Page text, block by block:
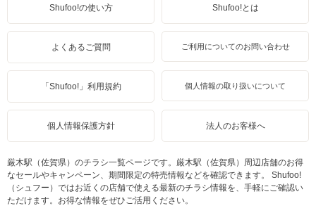
Shufoo!の使い方 Shufoo!とは
よくあるご質問 ご利用についてのお問い合わせ
「Shufoo!」利用規約 個人情報の取り扱いについて
個人情報保護方針 法人のお客様へ
厳木駅（佐賀県）のチラシ一覧ページです。厳木駅（佐賀県）周辺店舗のお得
なセールやキャンペーン、期間限定の特売情報などを確認できます。 Shufoo!
（シュフー）ではお近くの店舗で使える最新のチラシ情報を、手軽にご確認い
ただけます。お得な情報をぜひご活用ください。